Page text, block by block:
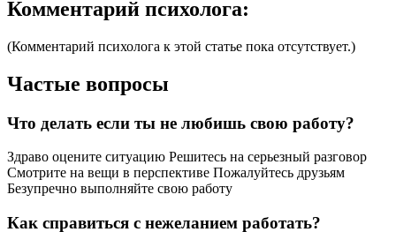
Комментарий психолога:
(Комментарий психолога к этой статье пока отсутствует.)
Частые вопросы
Что делать если ты не любишь свою работу?
Здраво оцените ситуацию Решитесь на серьезный разговор
Смотрите на вещи в перспективе Пожалуйтесь друзьям
Безупречно выполняйте свою работу
Как справиться с нежеланием работать?